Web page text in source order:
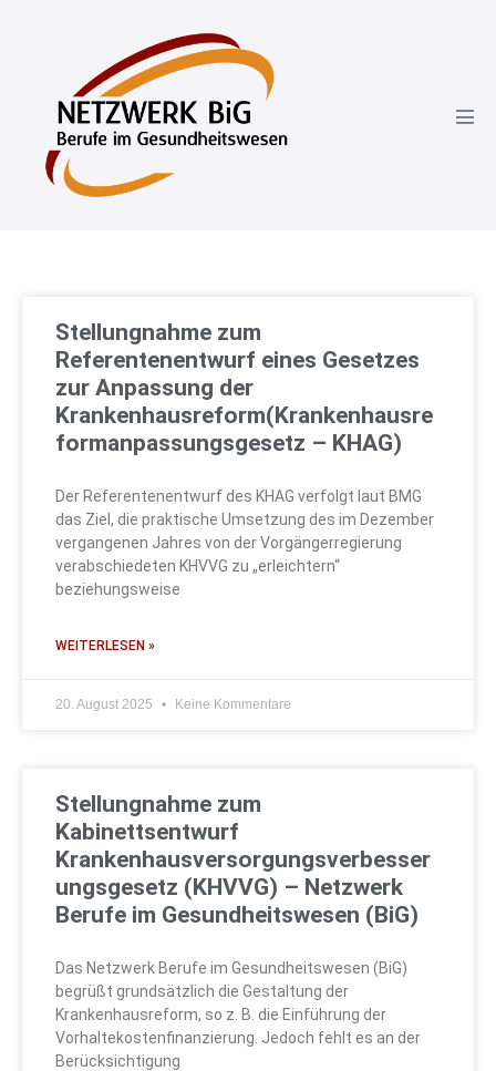
Stellungnahme zum
Referentenentwurf eines Gesetzes
zur Anpassung der
Krankenhausreform(Krankenhausre
formanpassungsgesetz – KHAG)
Der Referentenentwurf des KHAG verfolgt laut BMG
das Ziel, die praktische Umsetzung des im Dezember
vergangenen Jahres von der Vorgängerregierung
verabschiedeten KHVVG zu „erleichtern“
beziehungsweise
WEITERLESEN »
20. August 2025 Keine Kommentare
Stellungnahme zum
Kabinettsentwurf
Krankenhausversorgungsverbesser
ungsgesetz (KHVVG) – Netzwerk
Berufe im Gesundheitswesen (BiG)
Das Netzwerk Berufe im Gesundheitswesen (BiG)
begrüßt grundsätzlich die Gestaltung der
Krankenhausreform, so z. B. die Einführung der
Vorhaltekostenfinanzierung. Jedoch fehlt es an der
Berücksichtigung